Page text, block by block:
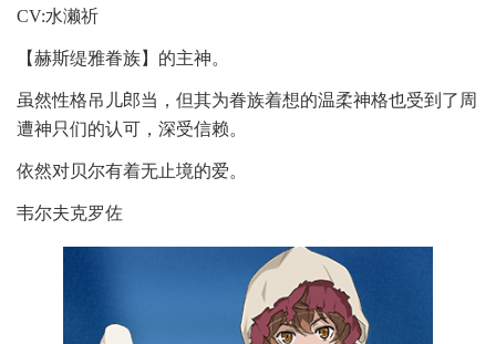
CV:水濑祈
【赫斯缇雅眷族】的主神。
虽然性格吊儿郎当，但其为眷族着想的温柔神格也受到了周
遭神只们的认可，深受信赖。
依然对贝尔有着无止境的爱。
韦尔夫克罗佐